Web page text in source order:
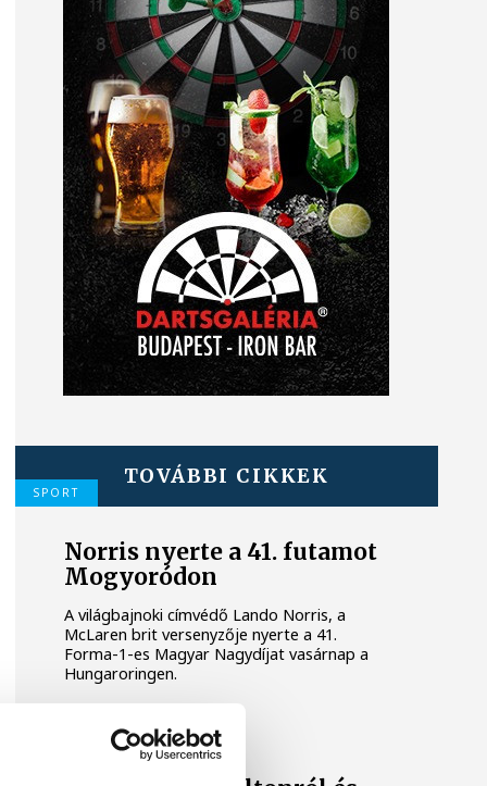
TOVÁBBI CIKKEK
SPORT
Norris nyerte a 41. futamot
Mogyoródon
A világbajnoki címvédő Lando Norris, a
McLaren brit versenyzője nyerte a 41.
Forma-1-es Magyar Nagydíjat vasárnap a
Hungaroringen.